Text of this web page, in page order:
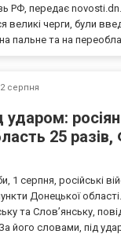
РФ, передає
великі черги, були
пальне та на
2 серпня
ударом:
25
1 серпня, російські
Донецької
та Слов’янську,
його словами, під